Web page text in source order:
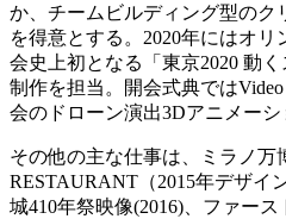
か、チームビルディング型のク
を得意とする。2020年にはオ
会史上初となる「東京2020 動
制作を担当。開会式典では
会のドローン演出3Dアニメーシ
その他の主な仕事は、ミラノ万
RESTAURANT（2015年デザイ
城410年祭映像(2016)、ファー